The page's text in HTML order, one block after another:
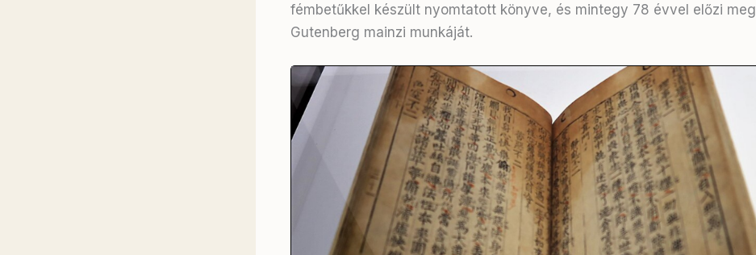
fémbetűkkel készült nyomtatott könyve, és mintegy 78 évvel előzi meg
Gutenberg mainzi munkáját.